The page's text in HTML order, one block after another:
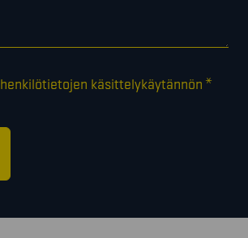
henkilötietojen käsittelykäytännön *